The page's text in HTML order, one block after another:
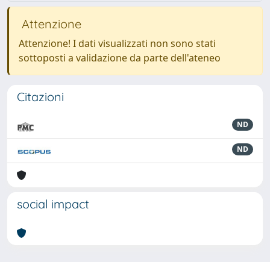
Attenzione
Attenzione! I dati visualizzati non sono stati
sottoposti a validazione da parte dell'ateneo
Citazioni
ND
ND
social impact